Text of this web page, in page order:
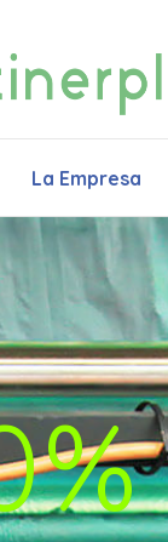
La Empresa